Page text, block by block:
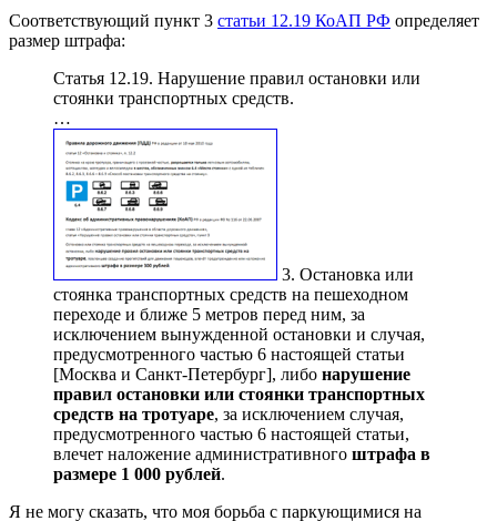
Соответствующий пункт 3 статьи 12.19 КоАП РФ определяет
размер штрафа:
Статья 12.19. Нарушение правил остановки или
стоянки транспортных средств.
…
3. Остановка или
стоянка транспортных средств на пешеходном
переходе и ближе 5 метров перед ним, за
исключением вынужденной остановки и случая,
предусмотренного частью 6 настоящей статьи
[Москва и Санкт-Петербург], либо нарушение
правил остановки или стоянки транспортных
средств на тротуаре, за исключением случая,
предусмотренного частью 6 настоящей статьи,
влечет наложение административного штрафа в
размере 1 000 рублей.
Я не могу сказать, что моя борьба с паркующимися на